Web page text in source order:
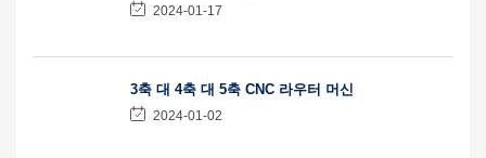
2024-01-17
3축 대 4축 대 5축 CNC 라우터 머신
2024-01-02